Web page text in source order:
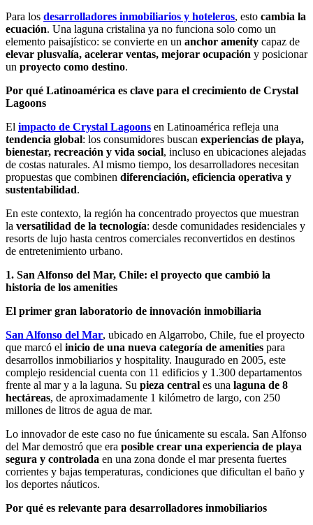
Para los desarrolladores inmobiliarios y hoteleros, esto cambia la
ecuación. Una laguna cristalina ya no funciona solo como un
elemento paisajístico: se convierte en un anchor amenity capaz de
elevar plusvalía, acelerar ventas, mejorar ocupación y posicionar
un proyecto como destino.
Por qué Latinoamérica es clave para el crecimiento de Crystal
Lagoons
El impacto de Crystal Lagoons en Latinoamérica refleja una
tendencia global: los consumidores buscan experiencias de playa,
bienestar, recreación y vida social, incluso en ubicaciones alejadas
de costas naturales. Al mismo tiempo, los desarrolladores necesitan
propuestas que combinen diferenciación, eficiencia operativa y
sustentabilidad.
En este contexto, la región ha concentrado proyectos que muestran
la versatilidad de la tecnología: desde comunidades residenciales y
resorts de lujo hasta centros comerciales reconvertidos en destinos
de entretenimiento urbano.
1. San Alfonso del Mar, Chile: el proyecto que cambió la
historia de los amenities
El primer gran laboratorio de innovación inmobiliaria
San Alfonso del Mar, ubicado en Algarrobo, Chile, fue el proyecto
que marcó el inicio de una nueva categoría de amenities para
desarrollos inmobiliarios y hospitality. Inaugurado en 2005, este
complejo residencial cuenta con 11 edificios y 1.300 departamentos
frente al mar y a la laguna. Su pieza central es una laguna de 8
hectáreas, de aproximadamente 1 kilómetro de largo, con 250
millones de litros de agua de mar.
Lo innovador de este caso no fue únicamente su escala. San Alfonso
del Mar demostró que era posible crear una experiencia de playa
segura y controlada en una zona donde el mar presenta fuertes
corrientes y bajas temperaturas, condiciones que dificultan el baño y
los deportes náuticos.
Por qué es relevante para desarrolladores inmobiliarios